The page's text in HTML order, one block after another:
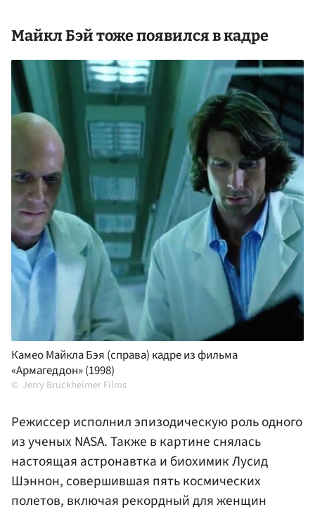
Майкл Бэй тоже появился в кадре
Камео Майкла Бэя (справа) кадре из фильма
«Армагеддон» (1998)
Jerry Bruckheimer Films
Режиссер исполнил эпизодическую роль одного
из ученых NASA. Также в картине снялась
настоящая астронавтка и биохимик Лусид
Шэннон, совершившая пять космических
полетов, включая рекордный для женщин